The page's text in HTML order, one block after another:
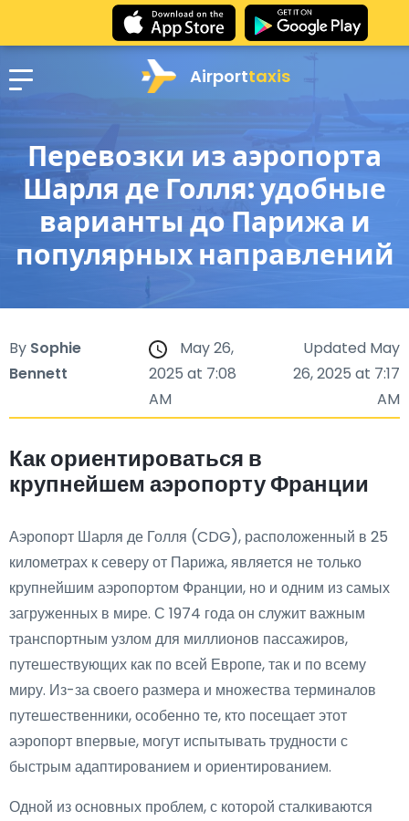
Airporttaxis
Перевозки из аэропорта
Шарля де Голля: удобные
варианты до Парижа и
популярных направлений
By Sophie
Bennett
May 26,
2025 at 7:08
AM
Updated May
26, 2025 at 7:17
AM
Как ориентироваться в
крупнейшем аэропорту Франции
Аэропорт Шарля де Голля (CDG), расположенный в 25
километрах к северу от Парижа, является не только
крупнейшим аэропортом Франции, но и одним из самых
загруженных в мире. С 1974 года он служит важным
транспортным узлом для миллионов пассажиров,
путешествующих как по всей Европе, так и по всему
миру. Из-за своего размера и множества терминалов
путешественники, особенно те, кто посещает этот
аэропорт впервые, могут испытывать трудности с
быстрым адаптированием и ориентированием.
Одной из основных проблем, с которой сталкиваются